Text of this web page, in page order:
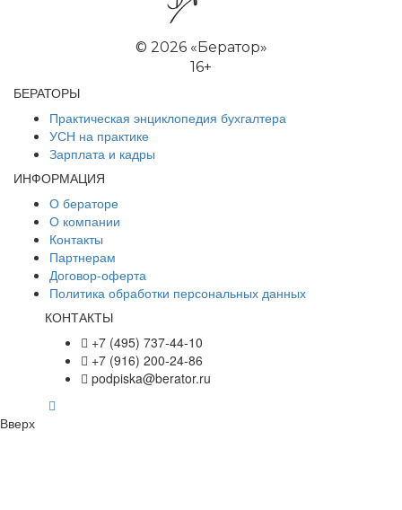
© 2026 «Бератор»
16+
БЕРАТОРЫ
Практическая энциклопедия бухгалтера
УСН на практике
Зарплата и кадры
ИНФОРМАЦИЯ
О бераторе
О компании
Контакты
Партнерам
Договор-оферта
Политика обработки персональных данных
КОНТАКТЫ
+7 (495) 737-44-10
+7 (916) 200-24-86
podpiska@berator.ru
Вверх